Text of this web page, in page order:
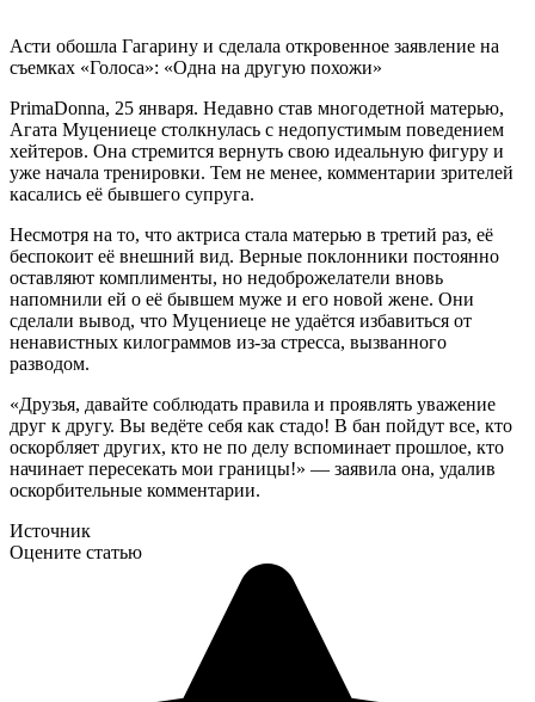
Асти обошла Гагарину и сделала откровенное заявление на
съемках «Голоса»: «Одна на другую похожи»
PrimaDonna, 25 января. Недавно став многодетной матерью,
Агата Муцениеце столкнулась с недопустимым поведением
хейтеров. Она стремится вернуть свою идеальную фигуру и
уже начала тренировки. Тем не менее, комментарии зрителей
касались её бывшего супруга.
Несмотря на то, что актриса стала матерью в третий раз, её
беспокоит её внешний вид. Верные поклонники постоянно
оставляют комплименты, но недоброжелатели вновь
напомнили ей о её бывшем муже и его новой жене. Они
сделали вывод, что Муцениеце не удаётся избавиться от
ненавистных килограммов из-за стресса, вызванного
разводом.
«Друзья, давайте соблюдать правила и проявлять уважение
друг к другу. Вы ведёте себя как стадо! В бан пойдут все, кто
оскорбляет других, кто не по делу вспоминает прошлое, кто
начинает пересекать мои границы!» — заявила она, удалив
оскорбительные комментарии.
Источник
Оцените статью